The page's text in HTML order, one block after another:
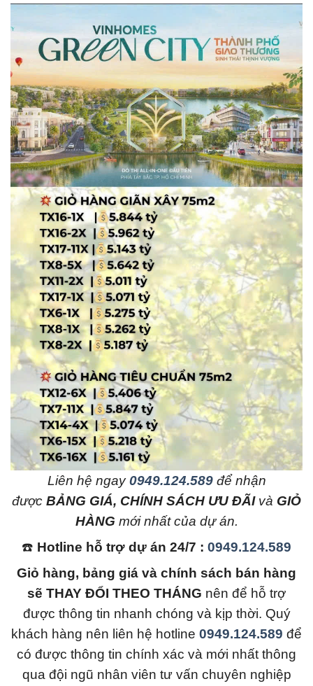
Liên hệ ngay 0949.124.589để nhận
được BẢNG GIÁ, CHÍNH SÁCH ƯU ĐÃIvà GIỎ
HÀNG mới nhất của dự án.
☎️ Hotline hỗ trợ dự án 24/7 : 0949.124.589
Giỏ hàng, bảng giá và chính sách bán hàng
sẽ THAY ĐỔI THEO THÁNG nên để hỗ trợ
được thông tin nhanh chóng và kịp thời. Quý
khách hàng nên liên hệ hotline 0949.124.589 để
có được thông tin chính xác và mới nhất thông
qua đội ngũ nhân viên tư vấn chuyên nghiệp